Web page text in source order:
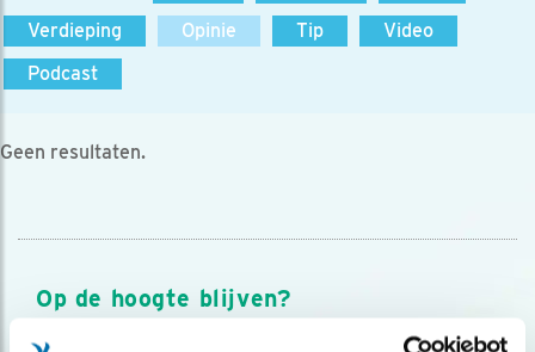
Verdieping
Opinie Tip
Video
Podcast
Geen resultaten.
Op de hoogte blijven?
Meld je aan en ontvang nieuws, inspiratie, acties en tips